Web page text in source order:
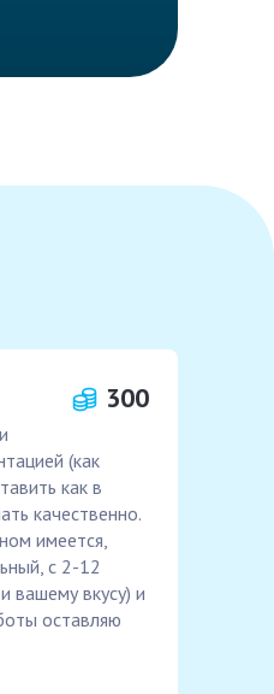
300
(как
как в
качественно.
имеется,
с 2-12
вашему вкусу) и
оставляю